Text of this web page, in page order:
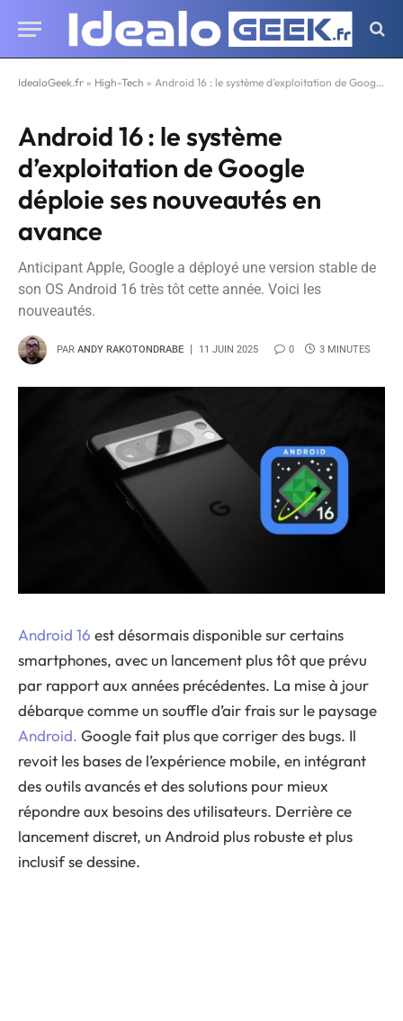
IdealoGeek.fr » High-Tech » Android 16 : le système d’exploitation de Google déploie ses nouveautés en avance
Android 16 : le système
d’exploitation de Google
déploie ses nouveautés en
avance
Anticipant Apple, Google a déployé une version stable de
son OS Android 16 très tôt cette année. Voici les
nouveautés.
PAR ANDY RAKOTONDRABE 11 JUIN 2025 0 3 MINUTES
Android 16 est désormais disponible sur certains
smartphones, avec un lancement plus tôt que prévu
par rapport aux années précédentes. La mise à jour
débarque comme un souffle d’air frais sur le paysage
Android. Google fait plus que corriger des bugs. Il
revoit les bases de l’expérience mobile, en intégrant
des outils avancés et des solutions pour mieux
répondre aux besoins des utilisateurs. Derrière ce
lancement discret, un Android plus robuste et plus
inclusif se dessine.